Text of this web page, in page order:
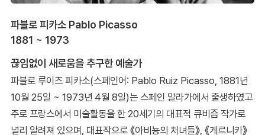
파블로 피카소 Pablo Picasso
1881 ~ 1973
끊임없이 새로움을 추구한 예술가
파블로 루이즈 피카소(스페인어: Pablo Ruiz Picasso, 1881년
10월 25일 ~ 1973년 4월 8일)는 스페인 말라가에서 출생하였고
주로 프랑스에서 미술활동을 한 20세기의 대표적 큐비즘 작가로
널리 알려져 있으며, 대표작으로 《아비뇽의 처녀들》, 《게르니카》